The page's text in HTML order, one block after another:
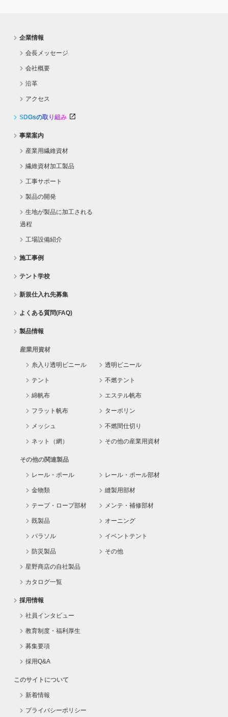
企業情報
会長メッセージ
会社概要
沿革
アクセス
SDGsの取り組み
事業案内
産業用繊維資材
繊維資材加工製品
工事サポート
製品の開発
生地が製品に加工される
過程
工場設備紹介
施工事例
テント学校
新規仕入れ先募集
よくある質問(FAQ)
製品情報
産業用資材
糸入り透明ビニール 透明ビニール
テント 不燃テント
綿帆布 エステル帆布
フラット帆布 ターポリン
メッシュ 不燃間仕切り
ネット（網） その他の産業用資材
その他の関連製品
レール・ポール レール・ポール部材
金物類 縫製用部材
テープ・ロープ部材 メンテ・補修部材
既製品 オーニング
パラソル イベントテント
防災製品 その他
星野商店の自社製品
カタログ一覧
採用情報
社員インタビュー
教育制度・福利厚生
募集要項
採用Q&A
このサイトについて
新着情報
プライバシーポリシー